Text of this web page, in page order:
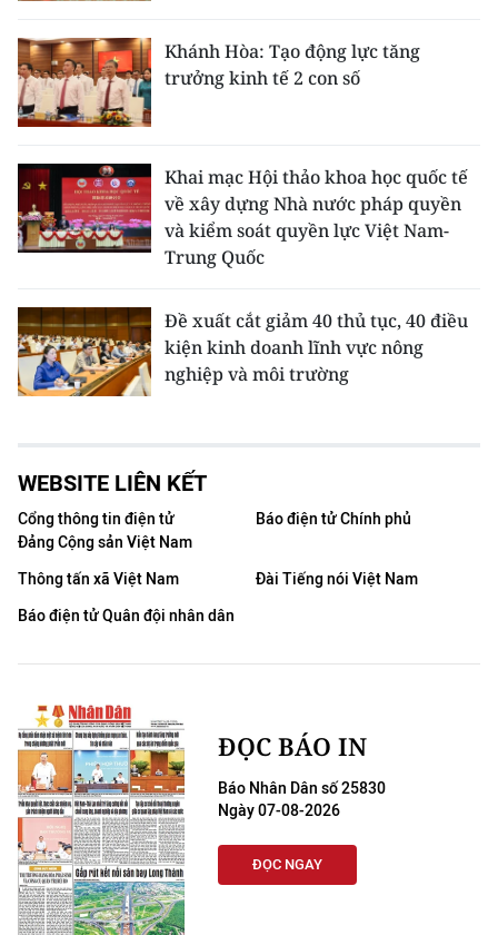
Khánh Hòa: Tạo động lực tăng
trưởng kinh tế 2 con số
Khai mạc Hội thảo khoa học quốc tế
về xây dựng Nhà nước pháp quyền
và kiểm soát quyền lực Việt Nam-
Trung Quốc
Đề xuất cắt giảm 40 thủ tục, 40 điều
kiện kinh doanh lĩnh vực nông
nghiệp và môi trường
WEBSITE LIÊN KẾT
Cổng thông tin điện tử
Đảng Cộng sản Việt Nam
Báo điện tử Chính phủ
Thông tấn xã Việt Nam
Đài Tiếng nói Việt Nam
Báo điện tử Quân đội nhân dân
ĐỌC BÁO IN
Báo Nhân Dân số 25830
Ngày 07-08-2026
ĐỌC NGAY